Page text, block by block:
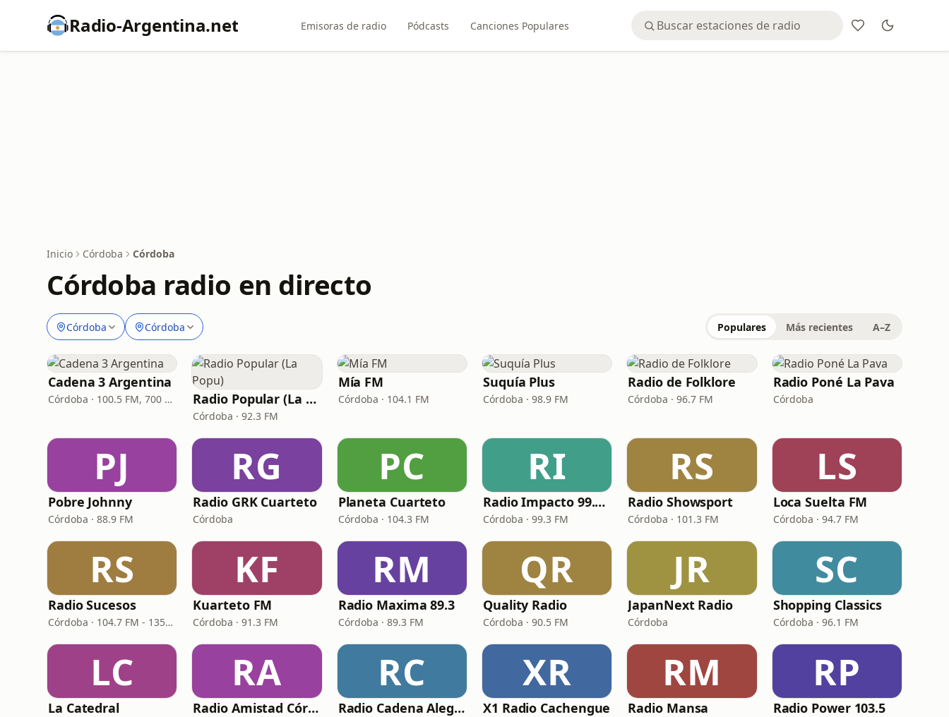
Radio-Argentina.net Emisoras de radio Pódcasts Canciones Populares
Inicio Córdoba Córdoba
Córdoba radio en directo
Córdoba Córdoba Populares Más recientes A–Z
Cadena 3 Argentina
Córdoba · 100.5 FM, 700 AM Radio Popular (La Popu)
Córdoba · 92.3 FM
Mía FM
Córdoba · 104.1 FM
Suquía Plus
Córdoba · 98.9 FM
Radio de Folklore
Córdoba · 96.7 FM
Radio Poné La Pava
Córdoba
PJ
Pobre Johnny
Córdoba · 88.9 FM
RG
Radio GRK Cuarteto
Córdoba
PC
Planeta Cuarteto
Córdoba · 104.3 FM
RI
Radio Impacto 99.3 FM
Córdoba · 99.3 FM
RS
Radio Showsport
Córdoba · 101.3 FM
LS
Loca Suelta FM
Córdoba · 94.7 FM
RS
Radio Sucesos
Córdoba · 104.7 FM - 1350 AM
KF
Kuarteto FM
Córdoba · 91.3 FM
RM
Radio Maxima 89.3
Córdoba · 89.3 FM
QR
Quality Radio
Córdoba · 90.5 FM
JR
JapanNext Radio
Córdoba
SC
Shopping Classics
Córdoba · 96.1 FM
LC
La Catedral
RA
Radio Amistad Córdoba
RC
Radio Cadena Alegria
XR
X1 Radio Cachengue
RM
Radio Mansa
RP
Radio Power 103.5